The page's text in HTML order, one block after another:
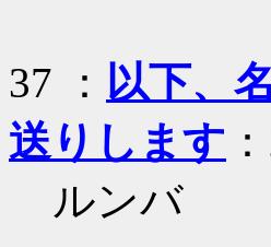
37 ： 以下、
送りします
ルンバ